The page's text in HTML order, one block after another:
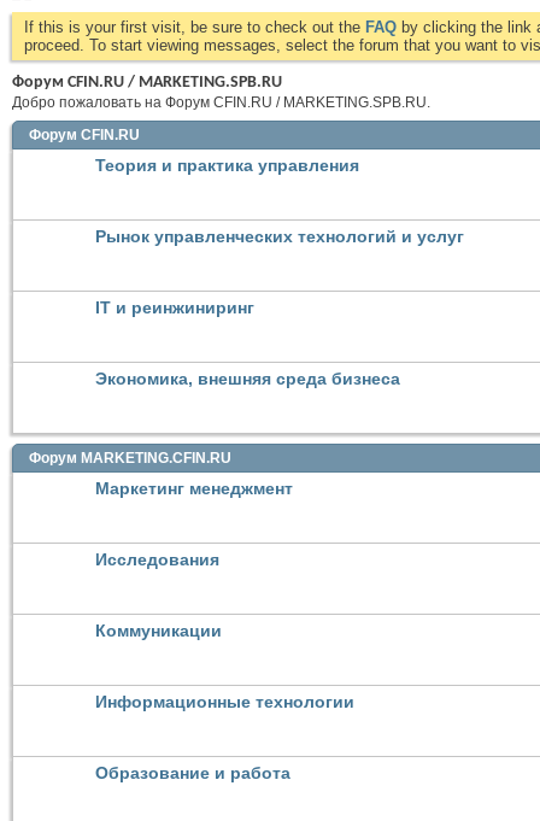
If this is your first visit, be sure to check out the FAQ by clicking the link
proceed. To start viewing messages, select the forum that you want to
Форум CFIN.RU / MARKETING.SPB.RU
Добро пожаловать на Форум CFIN.RU / MARKETING.SPB.RU.
Форум CFIN.RU
Теория и практика управления
Рынок управленческих технологий и услуг
IT и реинжиниринг
Экономика, внешняя среда бизнеса
Форум MARKETING.CFIN.RU
Маркетинг менеджмент
Исследования
Коммуникации
Информационные технологии
Образование и работа